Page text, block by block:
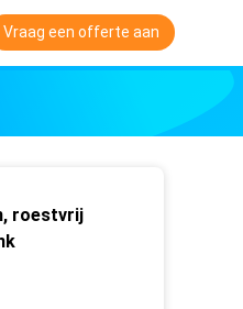
Vraag een offerte aan
roestvrij